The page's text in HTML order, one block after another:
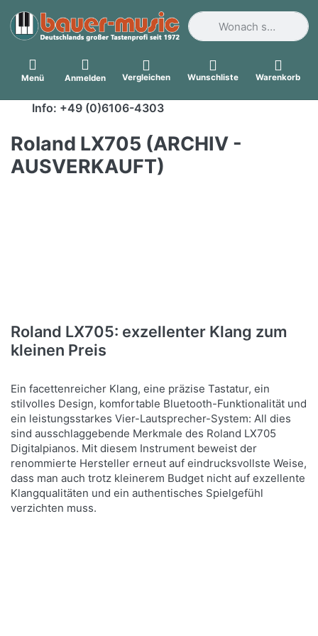
Geben Sie einen
Menü Anmelden Vergleichen Wunschliste Warenkorb
Info: +49 (0)6106-4303
Roland LX705 (ARCHIV -
AUSVERKAUFT)
Roland LX705: exzellenter Klang zum
kleinen Preis
Ein facettenreicher Klang, eine präzise Tastatur, ein
stilvolles Design, komfortable Bluetooth-Funktionalität und
ein leistungsstarkes Vier-Lautsprecher-System: All dies
sind ausschlaggebende Merkmale des Roland LX705
Digitalpianos. Mit diesem Instrument beweist der
renommierte Hersteller erneut auf eindrucksvollste Weise,
dass man auch trotz kleinerem Budget nicht auf exzellente
Klangqualitäten und ein authentisches Spielgefühl
verzichten muss.